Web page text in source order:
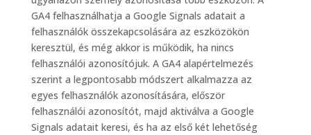
GA4 felhasználhatja a Google Signals adatait a
felhasználók összekapcsolására az eszközökön
keresztül, és még akkor is működik, ha nincs
felhasználói azonosítójuk. A GA4 alapértelmezés
szerint a legpontosabb módszert alkalmazza az
egyes felhasználók azonosítására, először
felhasználói azonosítót, majd aktiválva a Google
Signals adatait keresi, és ha az első két lehetőség